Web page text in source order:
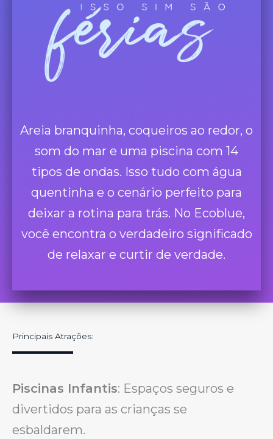
Areia branquinha, coqueiros ao redor, o
som do mar e uma piscina com 14
tipos de ondas. Isso tudo com água
quentinha e o cenário perfeito para
deixar a rotina para trás. No Ecoblue,
você encontra o verdadeiro significado
de relaxar e curtir de verdade.
Principais Atrações:
Piscinas Infantis: Espaços seguros e
divertidos para as crianças se
esbaldarem.